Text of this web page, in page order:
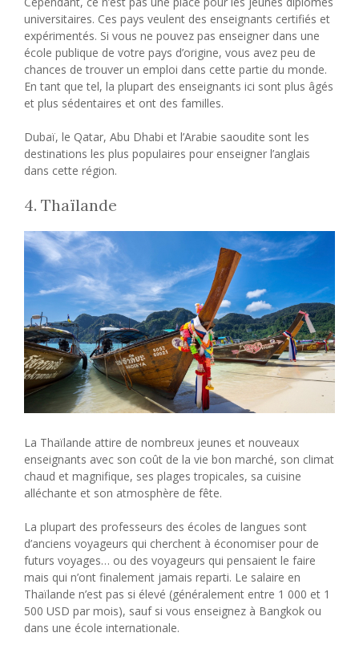
universitaires. Ces pays veulent des enseignants certifiés et
expérimentés. Si vous ne pouvez pas enseigner dans une
école publique de votre pays d’origine, vous avez peu de
chances de trouver un emploi dans cette partie du monde.
En tant que tel, la plupart des enseignants ici sont plus âgés
et plus sédentaires et ont des familles.
Dubaï, le Qatar, Abu Dhabi et l’Arabie saoudite sont les
destinations les plus populaires pour enseigner l’anglais
dans cette région.
4. Thaïlande
La Thaïlande attire de nombreux jeunes et nouveaux
enseignants avec son coût de la vie bon marché, son climat
chaud et magnifique, ses plages tropicales, sa cuisine
alléchante et son atmosphère de fête.
La plupart des professeurs des écoles de langues sont
d’anciens voyageurs qui cherchent à économiser pour de
futurs voyages… ou des voyageurs qui pensaient le faire
mais qui n’ont finalement jamais reparti. Le salaire en
Thaïlande n’est pas si élevé (généralement entre 1 000 et 1
500 USD par mois), sauf si vous enseignez à Bangkok ou
dans une école internationale.